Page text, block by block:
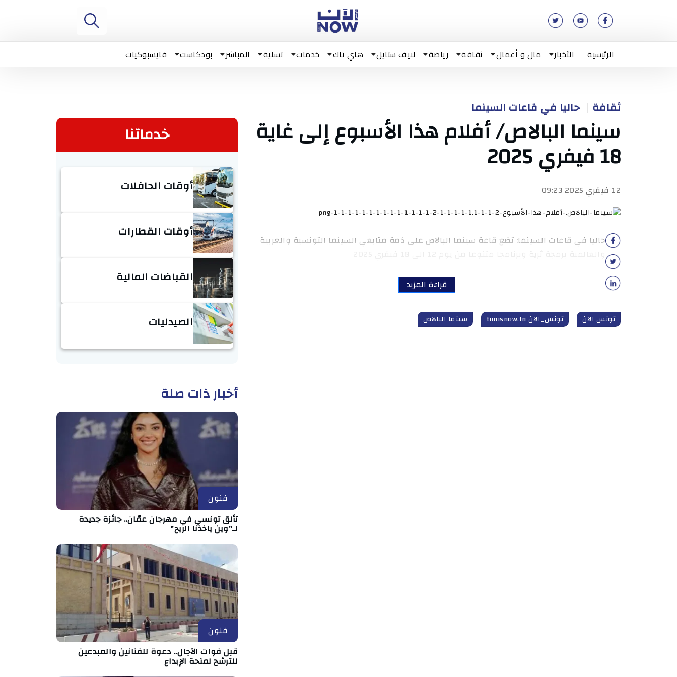
الرئيسية الأخبار مال و أعمال ثقافة رياضة لايف ستايل هاي تاك خدمات تسلية المباشر بودكاست فايسبوكيات
ثقافة حاليا في قاعات السينما
سينما البالاص/ أفلام هذا الأسبوع إلى غاية
18 فيفري 2025
12 فيفري 2025 09:23
حاليا في قاعات السينما: تضع قاعة سينما البالاص على ذمة متابعي السينما التونسية والعربية
قراءة المزيد
تونس الآن تونس_الآن tunisnow.tn سينما البالاص
خدماتنا
أوقات الحافلات
أوقات القطارات
القباضات المالية
الصيدليات
أخبار ذات صلة
فنون
تألق تونسي في مهرجان عمّان.. جائزة جديدة
لـ"وين ياخذنا الريح"
فنون
قبل فوات الآجال.. دعوة للفنانين والمبدعين
للترشح لمنحة الإبداع